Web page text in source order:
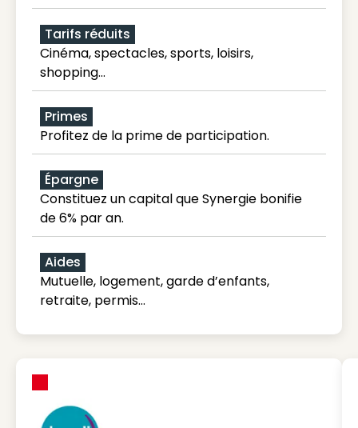
Tarifs réduits
Cinéma, spectacles, sports, loisirs,
shopping...
Primes
Profitez de la prime de participation.
Épargne
Constituez un capital que Synergie bonifie
de 6% par an.
Aides
Mutuelle, logement, garde d’enfants,
retraite, permis…